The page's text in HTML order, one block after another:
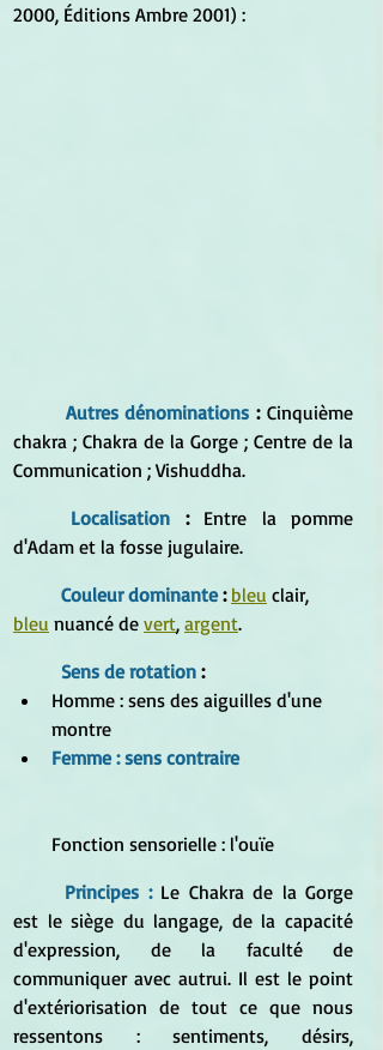
2000, Éditions Ambre 2001) :
Autres dénominations : Cinquième
chakra ; Chakra de la Gorge ; Centre de la
Communication ; Vishuddha.
Localisation : Entre la pomme
d'Adam et la fosse jugulaire.
Couleur dominante : bleu clair,
bleu nuancé de vert, argent.
Sens de rotation :
Homme : sens des aiguilles d'une
montre
Femme : sens contraire
Fonction sensorielle : l'ouïe
Principes : Le Chakra de la Gorge
est le siège du langage, de la capacité
d'expression, de la faculté de
communiquer avec autrui. Il est le point
d'extériorisation de tout ce que nous
ressentons : sentiments, désirs,